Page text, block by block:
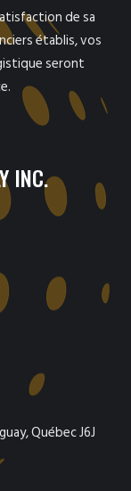
de sa
établis, vos
seront
INC.
Québec J6J